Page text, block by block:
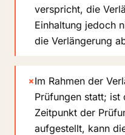
verspricht, die
Einhaltung jedoch
die Verlängerung
×Im Rahmen der
Prüfungen statt; ist
Zeitpunkt der
aufgestellt, kann